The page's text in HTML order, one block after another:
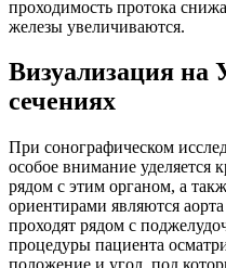
проходимость протока
железы увеличиваются.
Визуализация на
сечениях
При сонографическом
особое внимание
рядом с этим органом, а
ориентирами являются
проходят рядом с
процедуры пациента